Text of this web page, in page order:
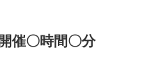
催〇時間〇分